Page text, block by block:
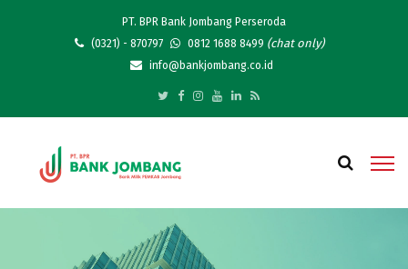
PT. BPR Bank Jombang Perseroda
(0321) - 870797
0812 1688 8499 (chat only)
info@bankjombang.co.id